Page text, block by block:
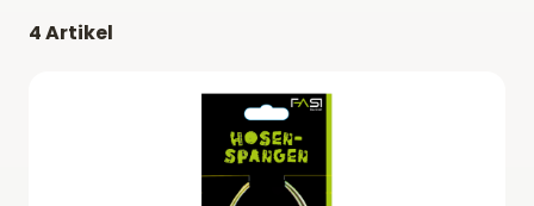
4 Artikel